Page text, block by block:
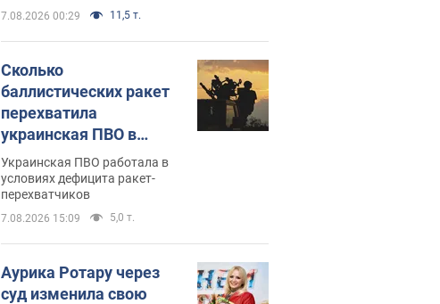
7.08.2026 00:29 11,5 т.
Сколько
баллистических ракет
перехватила
украинская ПВО в
июле: в Минобороны
назвали цифру
Украинская ПВО работала в
условиях дефицита ракет-
перехватчиков
7.08.2026 15:09 5,0 т.
Аурика Ротару через
суд изменила свою